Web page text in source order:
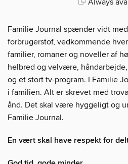
Familie Journal spænder vidt
forbrugerstof, vedkommende
familier, romaner og noveller af
helbred og velvære,
og et stort tv-program. I Familie
i familien. Alt er skrevet med
ånd. Det skal være hyggeligt og
Familie Journal.
En vært skal have respekt for